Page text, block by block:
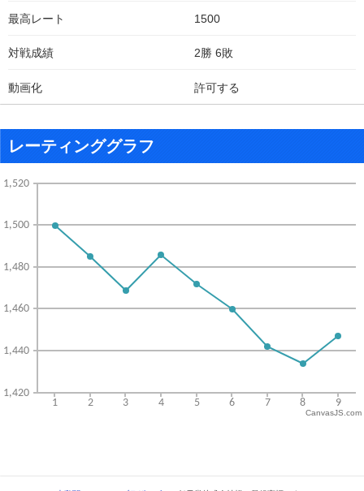
最高レート 1500
対戦成績 2勝 6敗
動画化 許可する
レーティンググラフ
CanvasJS.com